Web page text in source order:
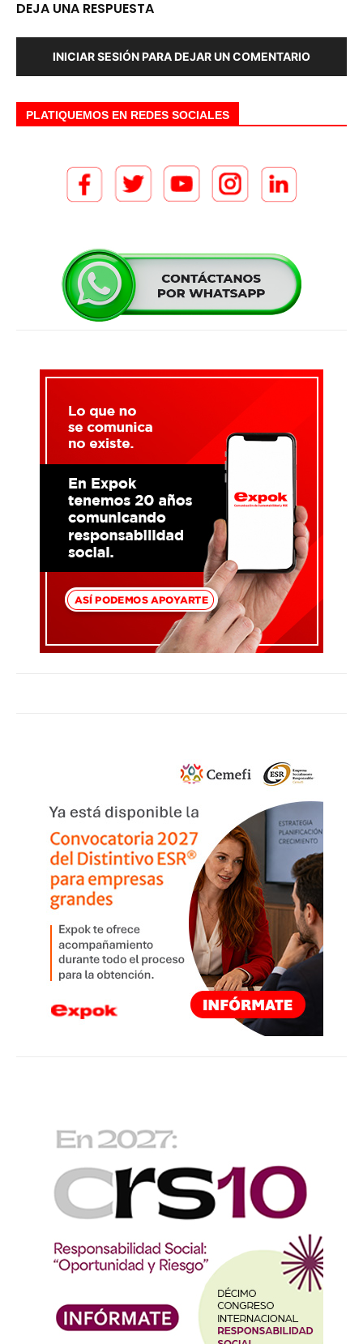
DEJA UNA RESPUESTA
INICIAR SESIÓN PARA DEJAR UN COMENTARIO
PLATIQUEMOS EN REDES SOCIALES